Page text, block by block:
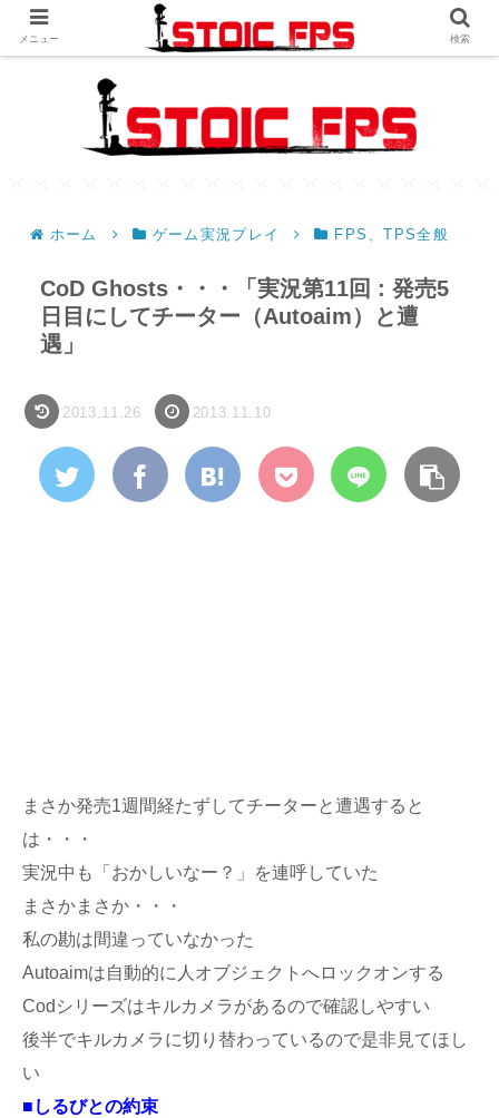
ホーム ゲーム実況プレイ FPS、TPS全般
CoD Ghosts・・・「実況第11回 : 発売5
日目にしてチーター（Autoaim）と遭
遇」
2013.11.26 2013.11.10
まさか発売1週間経たずしてチーターと遭遇すると
は・・・
実況中も「おかしいなー？」を連呼していた
まさかまさか・・・
私の勘は間違っていなかった
Autoaimは自動的に人オブジェクトへロックオンする
Codシリーズはキルカメラがあるので確認しやすい
後半でキルカメラに切り替わっているので是非見てほし
い
■しるびとの約束
メニュー 検索